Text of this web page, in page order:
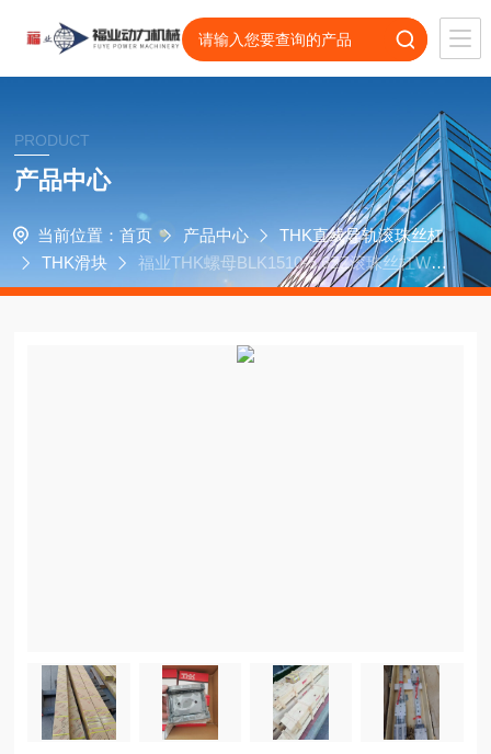
PRODUCT
产品中心
当前位置： 首页 产品中心
THK直线导轨滚珠丝杠
THK滑块
福业THK螺母BLK1510-5.6ZZ滚珠丝杠WT
F2550-2ZZ